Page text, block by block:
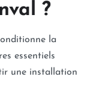
?
la
essentiels
une installation